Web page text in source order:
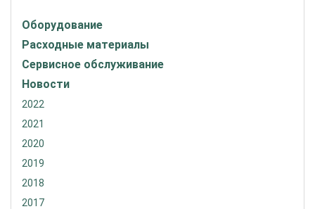
Оборудование
Расходные материалы
Сервисное обслуживание
Новости
2022
2021
2020
2019
2018
2017